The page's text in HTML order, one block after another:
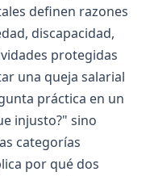
definen razones
discapacidad,
protegidas
una queja salarial
práctica en un
injusto?" sino
categorías
por qué dos